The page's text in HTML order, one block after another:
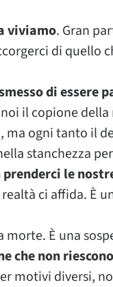
viviamo. Gran
di quello
di essere
il copione
ogni tanto il
stanchezza
le
ci affida. È
È una
che non
motivi diversi,